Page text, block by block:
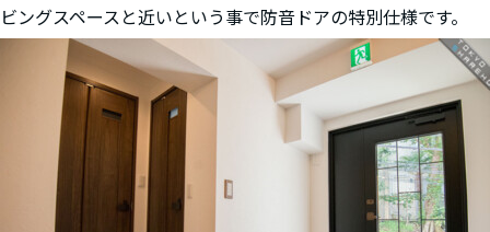
ビングスペースと近いという事で防音ドアの特別仕様です。